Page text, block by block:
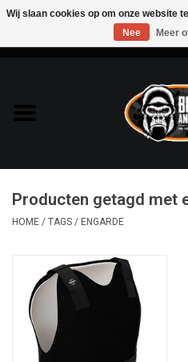
Bags & Packs
Bescherming
Messen & Multitools
Schoenen
Producten getagd met
HOME / TAGS / ENGARDE
Wij slaan cookies op om onze website
Nee
Meer